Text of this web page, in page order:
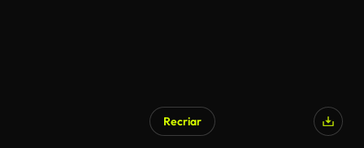
Recriar